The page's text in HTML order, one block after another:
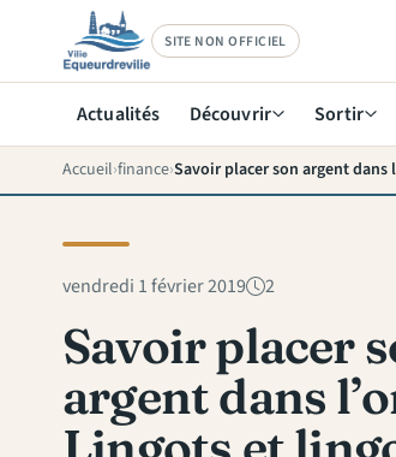
SITE NON OFFICIEL
Actualités Découvrir Sortir
Accueil finance Savoir placer son argent dans
vendredi 1 février 2019 2
Savoir placer
argent dans